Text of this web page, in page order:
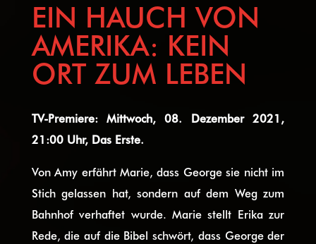
EIN HAUCH VON
AMERIKA: KEIN
ORT ZUM LEBEN
TV-Premiere: Mittwoch, 08. Dezember 2021,
21:00 Uhr, Das Erste.
Von Amy erfährt Marie, dass George sie nicht im
Stich gelassen hat, sondern auf dem Weg zum
Bahnhof verhaftet wurde. Marie stellt Erika zur
Rede, die auf die Bibel schwört, dass George der